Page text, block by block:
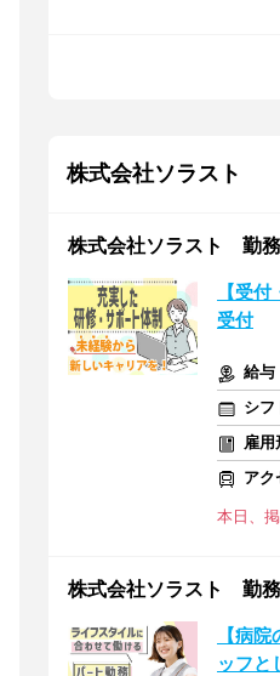
株式会社ソラスト
株式会社ソラスト 勤務
【受
受付
給与
シフ
雇用
アク
本日、
株式会社ソラスト 勤務
【病
ッフと